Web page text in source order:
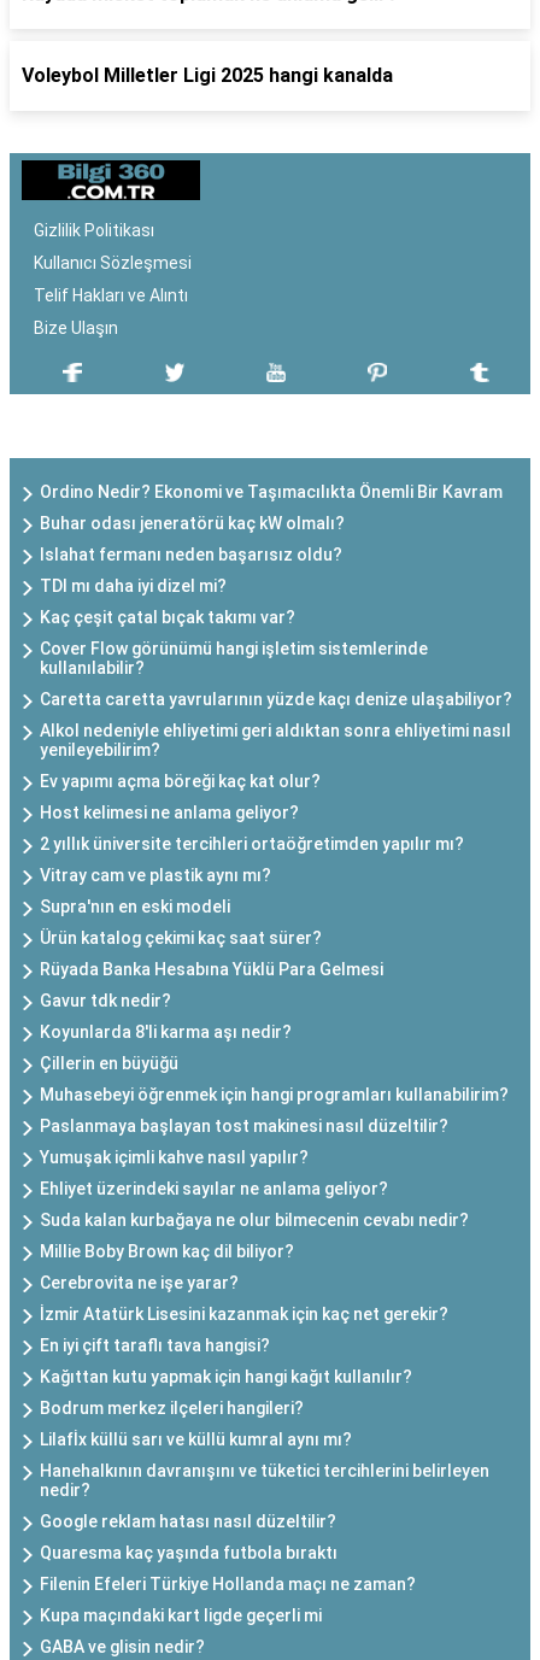
Voleybol Milletler Ligi 2025 hangi kanalda
Gizlilik Politikası
Kullanıcı Sözleşmesi
Telif Hakları ve Alıntı
Bize Ulaşın
Ordino Nedir? Ekonomi ve Taşımacılıkta Önemli Bir Kavram
Buhar odası jeneratörü kaç kW olmalı?
Islahat fermanı neden başarısız oldu?
TDI mı daha iyi dizel mi?
Kaç çeşit çatal bıçak takımı var?
Cover Flow görünümü hangi işletim sistemlerinde
kullanılabilir?
Caretta caretta yavrularının yüzde kaçı denize ulaşabiliyor?
Alkol nedeniyle ehliyetimi geri aldıktan sonra ehliyetimi nasıl
yenileyebilirim?
Ev yapımı açma böreği kaç kat olur?
Host kelimesi ne anlama geliyor?
2 yıllık üniversite tercihleri ortaöğretimden yapılır mı?
Vitray cam ve plastik aynı mı?
Supra'nın en eski modeli
Ürün katalog çekimi kaç saat sürer?
Rüyada Banka Hesabına Yüklü Para Gelmesi
Gavur tdk nedir?
Koyunlarda 8'li karma aşı nedir?
Çillerin en büyüğü
Muhasebeyi öğrenmek için hangi programları kullanabilirim?
Paslanmaya başlayan tost makinesi nasıl düzeltilir?
Yumuşak içimli kahve nasıl yapılır?
Ehliyet üzerindeki sayılar ne anlama geliyor?
Suda kalan kurbağaya ne olur bilmecenin cevabı nedir?
Millie Boby Brown kaç dil biliyor?
Cerebrovita ne işe yarar?
İzmir Atatürk Lisesini kazanmak için kaç net gerekir?
En iyi çift taraflı tava hangisi?
Kağıttan kutu yapmak için hangi kağıt kullanılır?
Bodrum merkez ilçeleri hangileri?
Lilafİx küllü sarı ve küllü kumral aynı mı?
Hanehalkının davranışını ve tüketici tercihlerini belirleyen
nedir?
Google reklam hatası nasıl düzeltilir?
Quaresma kaç yaşında futbola bıraktı
Filenin Efeleri Türkiye Hollanda maçı ne zaman?
Kupa maçındaki kart ligde geçerli mi
GABA ve glisin nedir?